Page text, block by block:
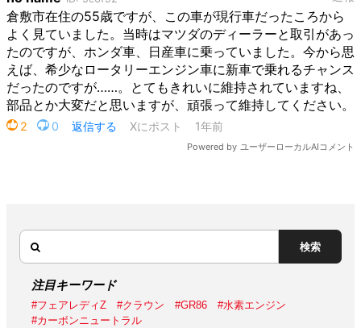
検索
注目キーワード
#フェアレディZ #クラウン #GR86
#水素エンジン
#カーボンニュートラル